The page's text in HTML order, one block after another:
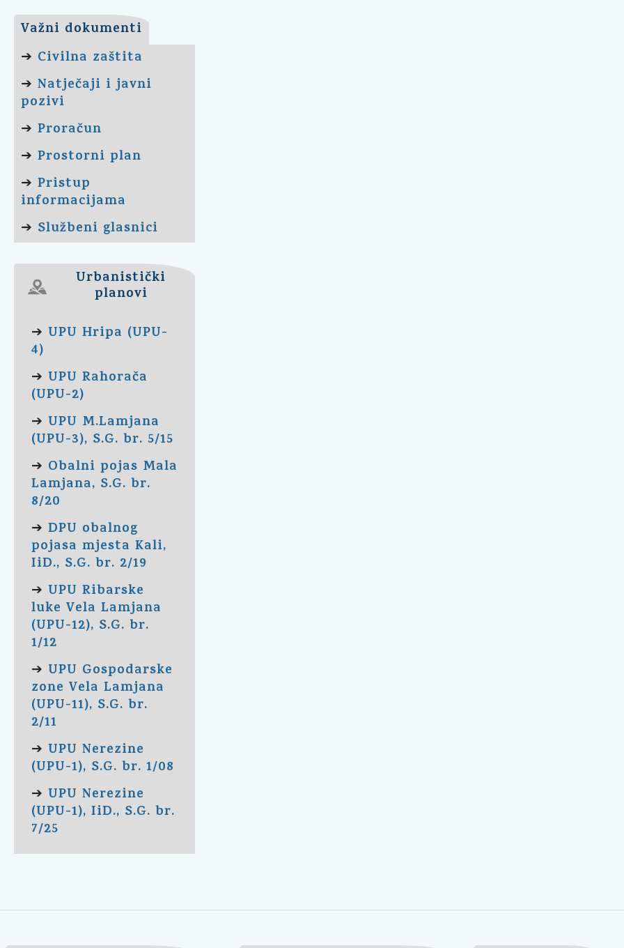
Važni dokumenti
➔ Civilna zaštita
➔ Natječaji i javni
pozivi
➔ Proračun
➔ Prostorni plan
➔ Pristup
informacijama
➔ Službeni glasnici
Urbanistički
planovi
➔ UPU Hripa (UPU-
4)
➔ UPU Rahorača
(UPU-2)
➔ UPU M.Lamjana
(UPU-3), S.G. br. 5/15
➔ Obalni pojas Mala
Lamjana, S.G. br.
8/20
➔ DPU obalnog
pojasa mjesta Kali,
IiD., S.G. br. 2/19
➔ UPU Ribarske
luke Vela Lamjana
(UPU-12), S.G. br.
1/12
➔ UPU Gospodarske
zone Vela Lamjana
(UPU-11), S.G. br.
2/11
➔ UPU Nerezine
(UPU-1), S.G. br. 1/08
➔ UPU Nerezine
(UPU-1), IiD., S.G. br.
7/25